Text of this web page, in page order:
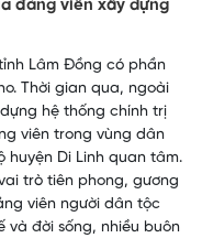
đảng viên xây dựng
tỉnh Lâm Đồng có phần
Thời gian qua, ngoài
hệ thống chính trị
viên trong vùng dân
Di Linh quan tâm.
trò tiên phong, gương
viên người dân tộc
và đời sống, nhiều buôn